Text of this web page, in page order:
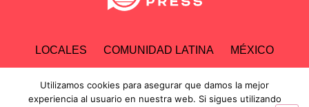
LOCALES COMUNIDAD LATINA MÉXICO
ESPECTÁCULOS TECNOLOGÍA ECONOMÍA
Utilizamos cookies para asegurar que damos la mejor
experiencia al usuario en nuestra web. Si sigues utilizando